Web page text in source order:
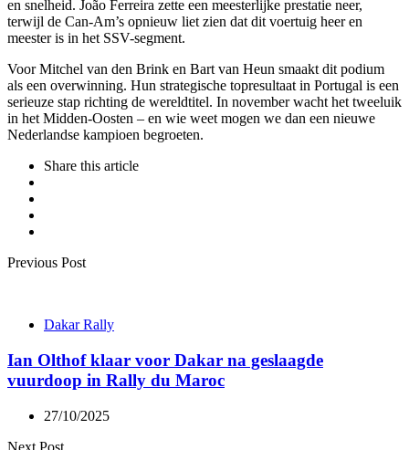
en snelheid. João Ferreira zette een meesterlijke prestatie neer,
terwijl de Can-Am’s opnieuw liet zien dat dit voertuig heer en
meester is in het SSV-segment.
Voor Mitchel van den Brink en Bart van Heun smaakt dit podium
als een overwinning. Hun strategische topresultaat in Portugal is een
serieuze stap richting de wereldtitel. In november wacht het tweeluik
in het Midden-Oosten – en wie weet mogen we dan een nieuwe
Nederlandse kampioen begroeten.
Share this article
Post
Previous Post
Dakar Rally
Ian Olthof klaar voor Dakar na geslaagde
vuurdoop in Rally du Maroc
27/10/2025
Next Post